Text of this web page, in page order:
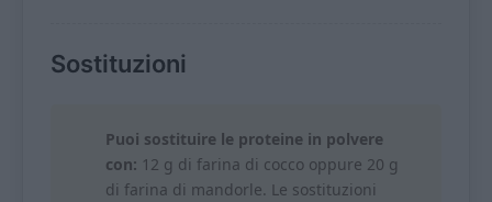
Sostituzioni
Puoi sostituire le proteine in polvere
con: 12 g di farina di cocco oppure 20 g
di farina di mandorle. Le sostituzioni